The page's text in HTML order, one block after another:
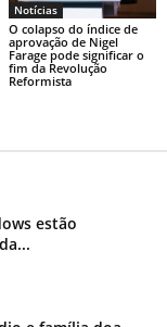
Notícias
O colapso do índice de
aprovação de Nigel
Farage pode significar o
fim da Revolução
Reformista
estão